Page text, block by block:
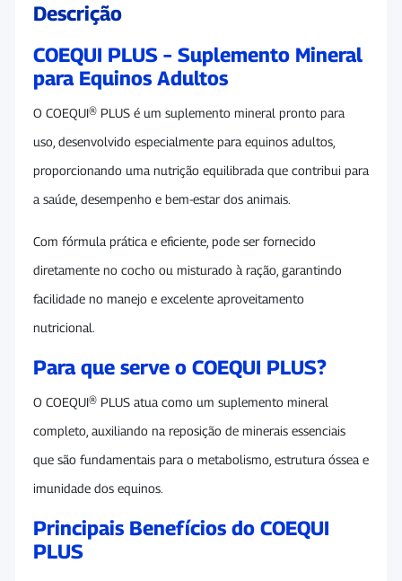
Descrição
COEQUI PLUS – Suplemento Mineral
para Equinos Adultos
O COEQUI® PLUS é um suplemento mineral pronto para
uso, desenvolvido especialmente para equinos adultos,
proporcionando uma nutrição equilibrada que contribui para
a saúde, desempenho e bem-estar dos animais.
Com fórmula prática e eficiente, pode ser fornecido
diretamente no cocho ou misturado à ração, garantindo
facilidade no manejo e excelente aproveitamento
nutricional.
Para que serve o COEQUI PLUS?
O COEQUI® PLUS atua como um suplemento mineral
completo, auxiliando na reposição de minerais essenciais
que são fundamentais para o metabolismo, estrutura óssea e
imunidade dos equinos.
Principais Benefícios do COEQUI
PLUS